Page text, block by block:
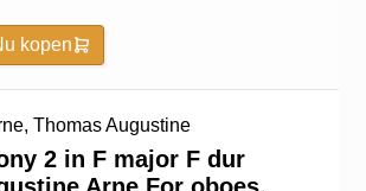
kopen
Thomas Augustine
2 in F major F dur